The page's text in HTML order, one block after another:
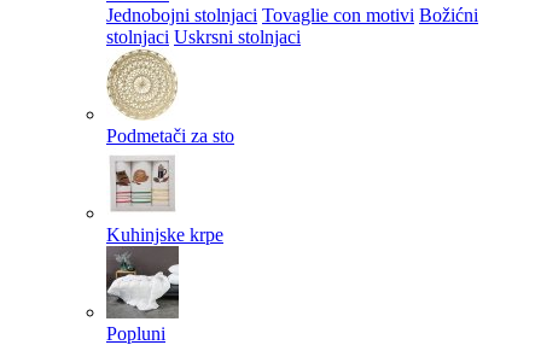
Jednobojni stolnjaci Tovaglie con motivi Božićni
stolnjaci Uskrsni stolnjaci
Podmetači za sto
Kuhinjske krpe
Popluni